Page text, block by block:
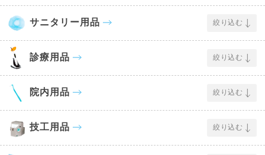
サニタリー用品 絞り込む
診療用品 絞り込む
院内用品 絞り込む
技工用品 絞り込む